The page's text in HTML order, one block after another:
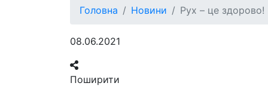
Головна Новини Рух – це здорово!
08.06.2021
Поширити